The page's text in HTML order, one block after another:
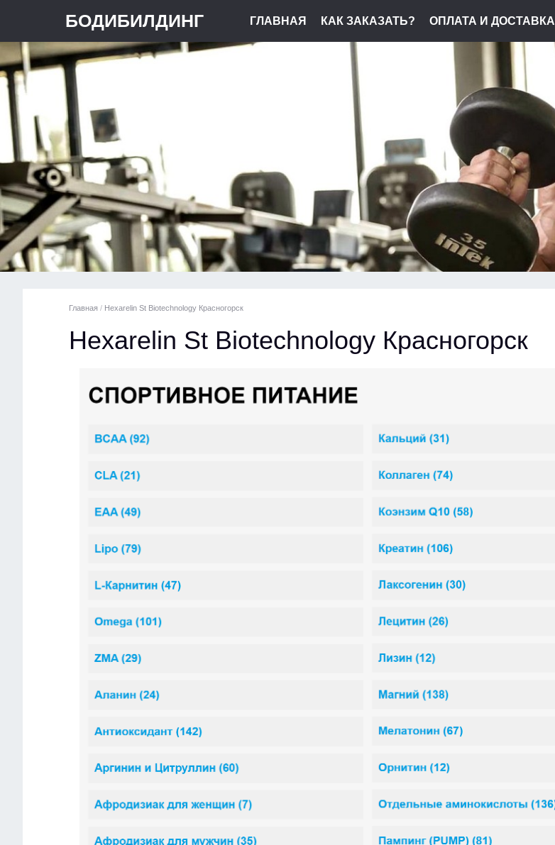
БОДИБИЛДИНГ ГЛАВНАЯ КАК ЗАКАЗАТЬ? ОПЛАТА И ДОСТАВКА
Главная / Hexarelin St Biotechnology Красногорск
Hexarelin St Biotechnology Красногорск